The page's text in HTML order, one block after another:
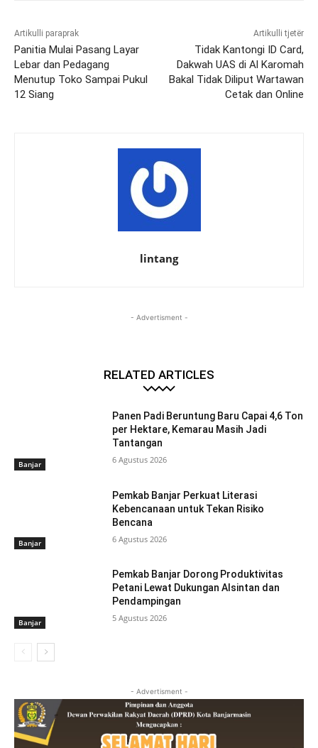
Artikulli paraprak
Panitia Mulai Pasang Layar
Lebar dan Pedagang
Menutup Toko Sampai Pukul
12 Siang
Artikulli tjetër
Tidak Kantongi ID Card,
Dakwah UAS di Al Karomah
Bakal Tidak Diliput Wartawan
Cetak dan Online
lintang
- Advertisment -
RELATED ARTICLES
Banjar
Panen Padi Beruntung Baru Capai 4,6 Ton
per Hektare, Kemarau Masih Jadi
Tantangan
6 Agustus 2026
Banjar
Pemkab Banjar Perkuat Literasi
Kebencanaan untuk Tekan Risiko
Bencana
6 Agustus 2026
Banjar
Pemkab Banjar Dorong Produktivitas
Petani Lewat Dukungan Alsintan dan
Pendampingan
5 Agustus 2026
- Advertisment -